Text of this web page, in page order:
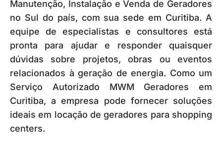
Manutenção, Instalação e Venda de Geradores
no Sul do país, com sua sede em Curitiba. A
equipe de especialistas e consultores está
pronta para ajudar e responder quaisquer
dúvidas sobre projetos, obras ou eventos
relacionados à geração de energia. Como um
Serviço Autorizado MWM Geradores em
Curitiba, a empresa pode fornecer soluções
ideais em locação de geradores para shopping
centers.